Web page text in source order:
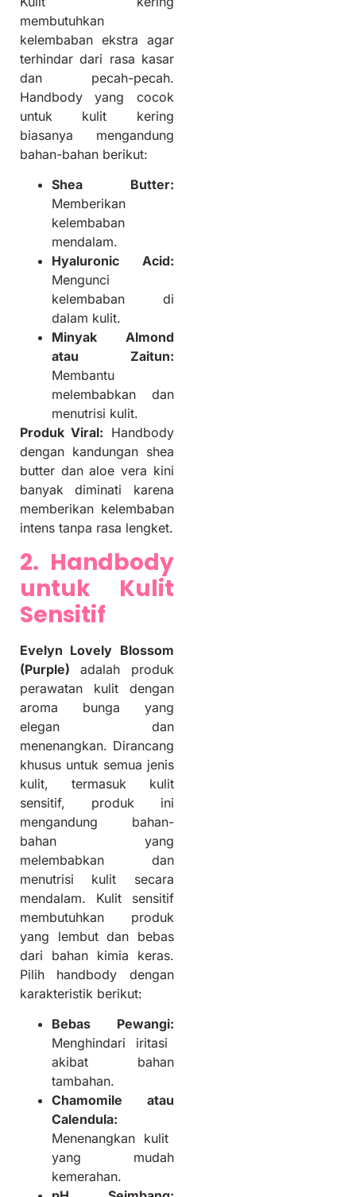
membutuhkan
kelembaban ekstra agar
terhindar dari rasa kasar
dan pecah-pecah.
Handbody yang cocok
untuk kulit kering
biasanya mengandung
bahan-bahan berikut:
Shea Butter:
Memberikan
kelembaban
mendalam.
Hyaluronic Acid:
Mengunci
kelembaban di
dalam kulit.
Minyak Almond
atau Zaitun:
Membantu
melembabkan dan
menutrisi kulit.
Produk Viral: Handbody
dengan kandungan shea
butter dan aloe vera kini
banyak diminati karena
memberikan kelembaban
intens tanpa rasa lengket.
2. Handbody
untuk Kulit
Sensitif
Evelyn Lovely Blossom
(Purple) adalah produk
perawatan kulit dengan
aroma bunga yang
elegan dan
menenangkan. Dirancang
khusus untuk semua jenis
kulit, termasuk kulit
sensitif, produk ini
mengandung bahan-
bahan yang
melembabkan dan
menutrisi kulit secara
mendalam. Kulit sensitif
membutuhkan produk
yang lembut dan bebas
dari bahan kimia keras.
Pilih handbody dengan
karakteristik berikut:
Bebas Pewangi:
Menghindari iritasi
akibat bahan
tambahan.
Chamomile atau
Calendula:
Menenangkan kulit
yang mudah
kemerahan.